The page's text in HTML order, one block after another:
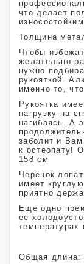
что делает
Толщина
Чтобы
желательно
нужно
рукояткой.
именно то,
Рукоятка
нагрузку на
нагибаясь. А
заболит и
к остеопату!
158 см
Черенок
имеет
приятно
Еще одно
ее
температурах
Общая длина: